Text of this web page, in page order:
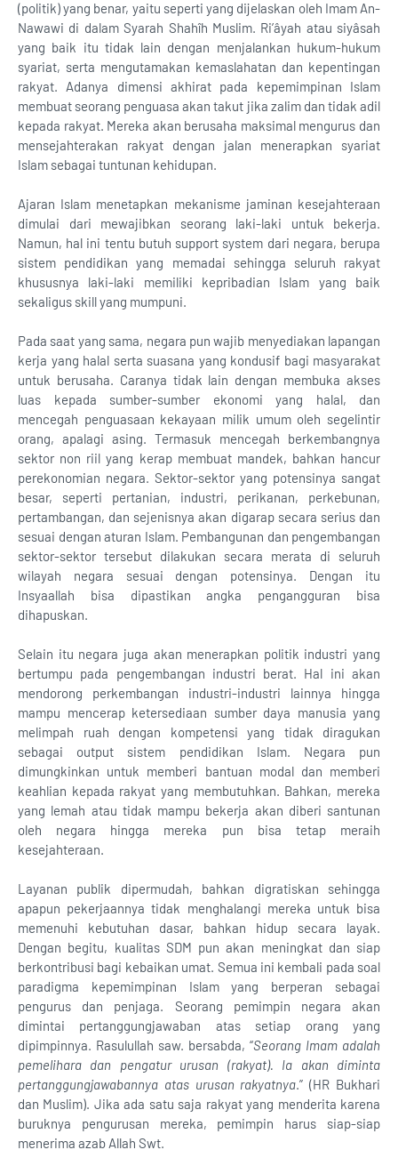
(politik) yang benar, yaitu seperti yang dijelaskan oleh Imam An-
Nawawi di dalam Syarah Shahîh Muslim. Ri’âyah atau siyâsah
yang baik itu tidak lain dengan menjalankan hukum-hukum
syariat, serta mengutamakan kemaslahatan dan kepentingan
rakyat. Adanya dimensi akhirat pada kepemimpinan Islam
membuat seorang penguasa akan takut jika zalim dan tidak adil
kepada rakyat. Mereka akan berusaha maksimal mengurus dan
mensejahterakan rakyat dengan jalan menerapkan syariat
Islam sebagai tuntunan kehidupan.
Ajaran Islam menetapkan mekanisme jaminan kesejahteraan
dimulai dari mewajibkan seorang laki-laki untuk bekerja.
Namun, hal ini tentu butuh support system dari negara, berupa
sistem pendidikan yang memadai sehingga seluruh rakyat
khususnya laki-laki memiliki kepribadian Islam yang baik
sekaligus skill yang mumpuni.
Pada saat yang sama, negara pun wajib menyediakan lapangan
kerja yang halal serta suasana yang kondusif bagi masyarakat
untuk berusaha. Caranya tidak lain dengan membuka akses
luas kepada sumber-sumber ekonomi yang halal, dan
mencegah penguasaan kekayaan milik umum oleh segelintir
orang, apalagi asing. Termasuk mencegah berkembangnya
sektor non riil yang kerap membuat mandek, bahkan hancur
perekonomian negara. Sektor-sektor yang potensinya sangat
besar, seperti pertanian, industri, perikanan, perkebunan,
pertambangan, dan sejenisnya akan digarap secara serius dan
sesuai dengan aturan Islam. Pembangunan dan pengembangan
sektor-sektor tersebut dilakukan secara merata di seluruh
wilayah negara sesuai dengan potensinya. Dengan itu
Insyaallah bisa dipastikan angka pengangguran bisa
dihapuskan.
Selain itu negara juga akan menerapkan politik industri yang
bertumpu pada pengembangan industri berat. Hal ini akan
mendorong perkembangan industri-industri lainnya hingga
mampu mencerap ketersediaan sumber daya manusia yang
melimpah ruah dengan kompetensi yang tidak diragukan
sebagai output sistem pendidikan Islam. Negara pun
dimungkinkan untuk memberi bantuan modal dan memberi
keahlian kepada rakyat yang membutuhkan. Bahkan, mereka
yang lemah atau tidak mampu bekerja akan diberi santunan
oleh negara hingga mereka pun bisa tetap meraih
kesejahteraan.
Layanan publik dipermudah, bahkan digratiskan sehingga
apapun pekerjaannya tidak menghalangi mereka untuk bisa
memenuhi kebutuhan dasar, bahkan hidup secara layak.
Dengan begitu, kualitas SDM pun akan meningkat dan siap
berkontribusi bagi kebaikan umat. Semua ini kembali pada soal
paradigma kepemimpinan Islam yang berperan sebagai
pengurus dan penjaga. Seorang pemimpin negara akan
dimintai pertanggungjawaban atas setiap orang yang
dipimpinnya. Rasulullah saw. bersabda, “Seorang Imam adalah
pemelihara dan pengatur urusan (rakyat). Ia akan diminta
pertanggungjawabannya atas urusan rakyatnya.” (HR Bukhari
dan Muslim). Jika ada satu saja rakyat yang menderita karena
buruknya pengurusan mereka, pemimpin harus siap-siap
menerima azab Allah Swt.